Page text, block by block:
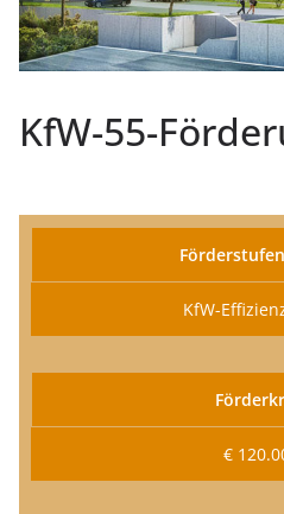
KfW-55-
KfW-
€